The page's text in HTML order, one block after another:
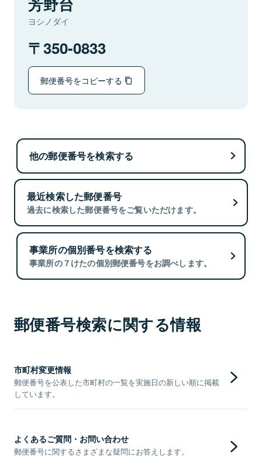
ヨシノダイ
350-0833
郵便番号をコピーする
他の郵便番号を検索する
最近検索した郵便番号
過去に検索した郵便番号をご覧いただけます。
事業所の個別番号を検索する
事業所の７けたの個別郵便番号をお調べします。
郵便番号検索に関する情報
市町村変更情報
郵便番号を公表した市町村の一覧を実施日の新しい順に掲載
しています。
よくあるご質問・お問い合わせ
郵便番号に関するさまざまな疑問にお答えします。